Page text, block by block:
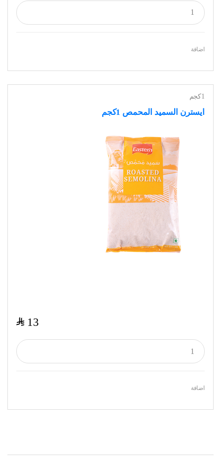
اضافة
1كجم
ايسترن السميد المحمص 1كجم
13
$
اضافة